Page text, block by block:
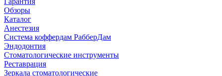
Обзоры
Каталог
Анестезия
Система коффердам РабберДам
Эндодонтия
Стоматологические инструменты
Реставрация
Зеркала стоматологические